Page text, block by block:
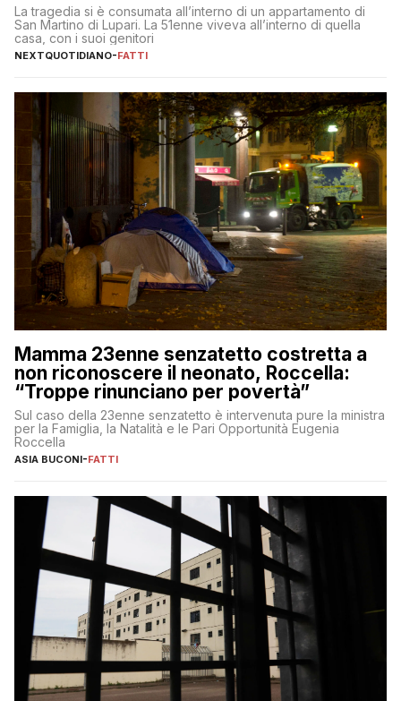
La tragedia si è consumata all’interno di un appartamento di
San Martino di Lupari. La 51enne viveva all’interno di quella
casa, con i suoi genitori
NEXTQUOTIDIANO-FATTI
Mamma 23enne senzatetto costretta a
non riconoscere il neonato, Roccella:
“Troppe rinunciano per povertà”
Sul caso della 23enne senzatetto è intervenuta pure la ministra
per la Famiglia, la Natalità e le Pari Opportunità Eugenia
Roccella
ASIA BUCONI-FATTI